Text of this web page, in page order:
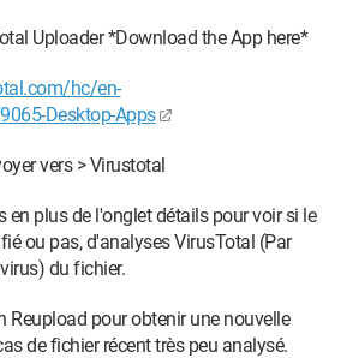
Uploader *Download the App here*
hc/en-
Desktop-Apps
vers > Virustotal
en plus de l'onglet détails pour voir si le
ou pas, d'analyses VirusTotal (Par
du fichier.
Reupload pour obtenir une nouvelle
de fichier récent très peu analysé.